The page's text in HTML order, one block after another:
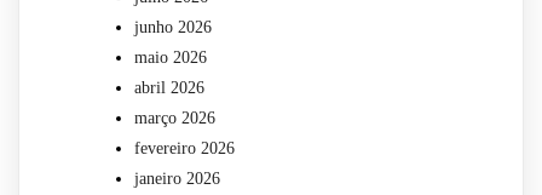
junho 2026
maio 2026
abril 2026
março 2026
fevereiro 2026
janeiro 2026